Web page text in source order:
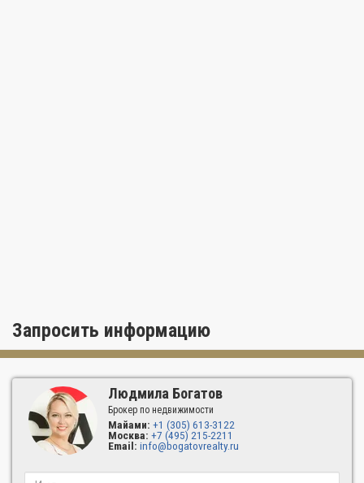
Запросить информацию
Людмила Богатов
Брокер по недвижимости
Майами: +1 (305) 613-3122
Москва: +7 (495) 215-2211
Email: info@bogatovrealty.ru